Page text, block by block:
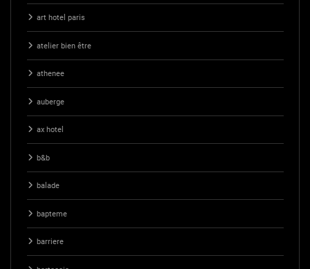
art hotel paris
atelier bien être
athenee
auberge
ax hotel
b&b
balade
bapteme
barriere